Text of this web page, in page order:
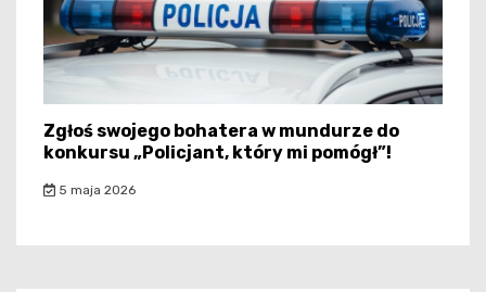
Zgłoś swojego bohatera w mundurze do
konkursu „Policjant, który mi pomógł”!
5 maja 2026